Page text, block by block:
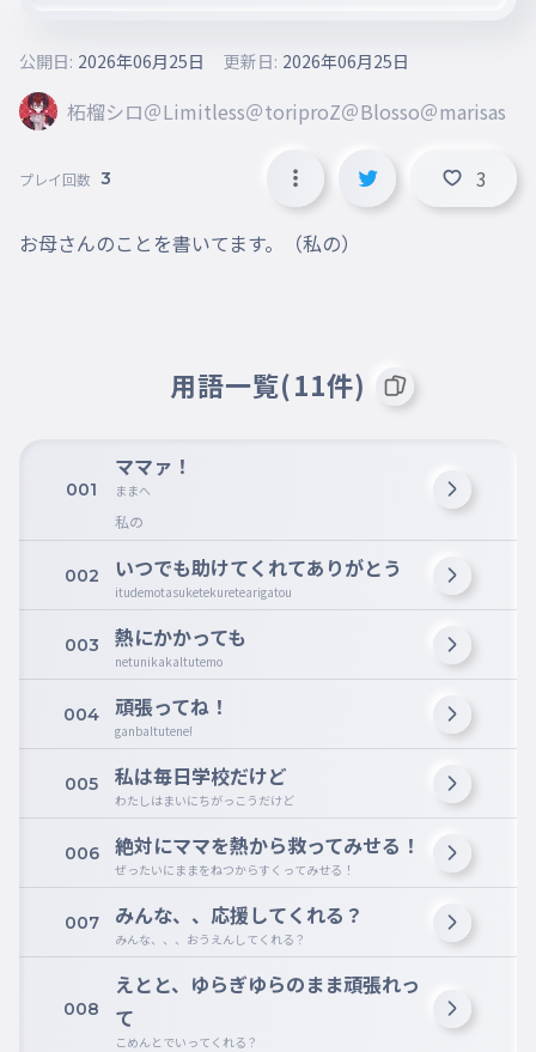
柘榴シロ＠Limitless＠toriproZ＠Blosso＠marisas
公開日: 2026年06月25日 更新日: 2026年06月25日
プレイ回数 3 3
お母さんのことを書いてます。（私の）
用語一覧(11件)
001
ママァ！
ままへ
私の
002 いつでも助けてくれてありがとう
itudemotasuketekuretearigatou
003 熱にかかっても
netunikakaltutemo
004 頑張ってね！
ganbaltutene!
005 私は毎日学校だけど
わたしはまいにちがっこうだけど
006 絶対にママを熱から救ってみせる！
ぜったいにままをねつからすくってみせる！
007 みんな、、応援してくれる？
みんな、、、おうえんしてくれる？
008
えとと、ゆらぎゆらのまま頑張れっ
て
こめんとでいってくれる？